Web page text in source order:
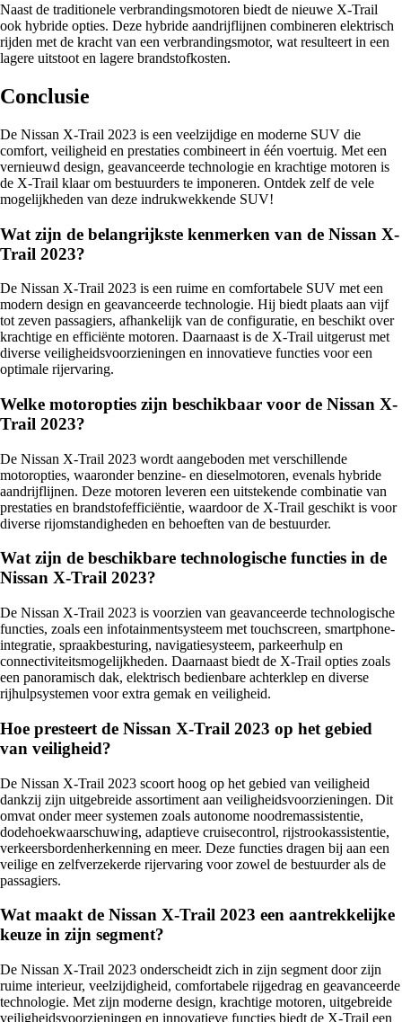
Naast de traditionele verbrandingsmotoren biedt de nieuwe X-Trail
ook hybride opties. Deze hybride aandrijflijnen combineren elektrisch
rijden met de kracht van een verbrandingsmotor, wat resulteert in een
lagere uitstoot en lagere brandstofkosten.
Conclusie
De Nissan X-Trail 2023 is een veelzijdige en moderne SUV die
comfort, veiligheid en prestaties combineert in één voertuig. Met een
vernieuwd design, geavanceerde technologie en krachtige motoren is
de X-Trail klaar om bestuurders te imponeren. Ontdek zelf de vele
mogelijkheden van deze indrukwekkende SUV!
Wat zijn de belangrijkste kenmerken van de Nissan X-
Trail 2023?
De Nissan X-Trail 2023 is een ruime en comfortabele SUV met een
modern design en geavanceerde technologie. Hij biedt plaats aan vijf
tot zeven passagiers, afhankelijk van de configuratie, en beschikt over
krachtige en efficiënte motoren. Daarnaast is de X-Trail uitgerust met
diverse veiligheidsvoorzieningen en innovatieve functies voor een
optimale rijervaring.
Welke motoropties zijn beschikbaar voor de Nissan X-
Trail 2023?
De Nissan X-Trail 2023 wordt aangeboden met verschillende
motoropties, waaronder benzine- en dieselmotoren, evenals hybride
aandrijflijnen. Deze motoren leveren een uitstekende combinatie van
prestaties en brandstofefficiëntie, waardoor de X-Trail geschikt is voor
diverse rijomstandigheden en behoeften van de bestuurder.
Wat zijn de beschikbare technologische functies in de
Nissan X-Trail 2023?
De Nissan X-Trail 2023 is voorzien van geavanceerde technologische
functies, zoals een infotainmentsysteem met touchscreen, smartphone-
integratie, spraakbesturing, navigatiesysteem, parkeerhulp en
connectiviteitsmogelijkheden. Daarnaast biedt de X-Trail opties zoals
een panoramisch dak, elektrisch bedienbare achterklep en diverse
rijhulpsystemen voor extra gemak en veiligheid.
Hoe presteert de Nissan X-Trail 2023 op het gebied
van veiligheid?
De Nissan X-Trail 2023 scoort hoog op het gebied van veiligheid
dankzij zijn uitgebreide assortiment aan veiligheidsvoorzieningen. Dit
omvat onder meer systemen zoals autonome noodremassistentie,
dodehoekwaarschuwing, adaptieve cruisecontrol, rijstrookassistentie,
verkeersbordenherkenning en meer. Deze functies dragen bij aan een
veilige en zelfverzekerde rijervaring voor zowel de bestuurder als de
passagiers.
Wat maakt de Nissan X-Trail 2023 een aantrekkelijke
keuze in zijn segment?
De Nissan X-Trail 2023 onderscheidt zich in zijn segment door zijn
ruime interieur, veelzijdigheid, comfortabele rijgedrag en geavanceerde
technologie. Met zijn moderne design, krachtige motoren, uitgebreide
veiligheidsvoorzieningen en innovatieve functies biedt de X-Trail een